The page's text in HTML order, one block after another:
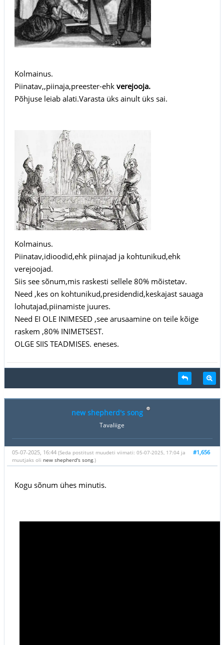
Kolmainus.
Piinatav,,piinaja,preester-ehk verejooja.
Põhjuse leiab alati.Varasta üks ainult üks sai.
Kolmainus.
Piinatav,idioodid,ehk piinajad ja kohtunikud,ehk
verejoojad.
Siis see sõnum,mis raskesti sellele 80% mõistetav.
Need ,kes on kohtunikud,presidendid,keskajast sauaga
lohutajad,piinamiste juures.
Need EI OLE INIMESED ,see arusaamine on teile kõige
raskem ,80% INIMETSEST.
OLGE SIIS TEADMISES. eneses.
new shepherd's song
Tavaliige
#1,656
05-07-2025, 16:44 (Seda postitust muudeti viimati: 05-07-2025, 17:04 ja
muutjaks oli new shepherd's song.)
Kogu sõnum ühes minutis.